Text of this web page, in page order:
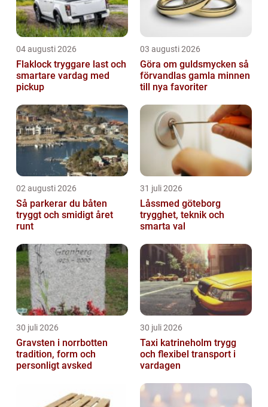
04 augusti 2026
Flaklock tryggare last och
smartare vardag med
pickup
03 augusti 2026
Göra om guldsmycken så
förvandlas gamla minnen
till nya favoriter
02 augusti 2026
Så parkerar du båten
tryggt och smidigt året
runt
31 juli 2026
Låssmed göteborg
trygghet, teknik och
smarta val
30 juli 2026
Gravsten i norrbotten
tradition, form och
personligt avsked
30 juli 2026
Taxi katrineholm trygg
och flexibel transport i
vardagen